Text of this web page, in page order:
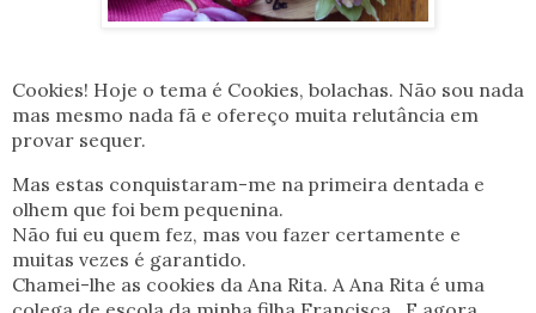
Cookies! Hoje o tema é Cookies, bolachas. Não sou nada
mas mesmo nada fã e ofereço muita relutância em
provar sequer.
Mas estas conquistaram-me na primeira dentada e
olhem que foi bem pequenina.
Não fui eu quem fez, mas vou fazer certamente e
muitas vezes é garantido.
Chamei-lhe as cookies da Ana Rita. A Ana Rita é uma